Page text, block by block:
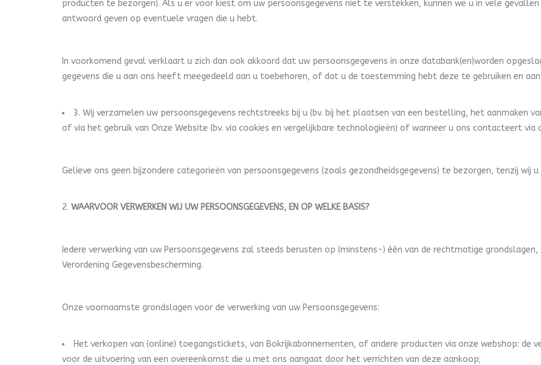
producten te bezorgen). Als u er voor kiest om uw persoonsgegevens niet te verstekken, kunnen we u in vele gevallen
antwoord geven op eventuele vragen die u hebt.
In voorkomend geval verklaart u zich dan ook akkoord dat uw persoonsgegevens in onze databank(en)worden
gegevens die u aan ons heeft meegedeeld aan u toebehoren, of dat u de toestemming hebt deze te gebruiken en
3. Wij verzamelen uw persoonsgegevens rechtstreeks bij u (bv. bij het plaatsen van een bestelling, het aanmaken
of via het gebruik van Onze Website (bv. via cookies en vergelijkbare technologieën) of wanneer u ons contacteert via
Gelieve ons geen bijzondere categorieën van persoonsgegevens (zoals gezondheidsgegevens) te bezorgen, tenzij wij
WAARVOOR VERWERKEN WIJ UW PERSOONSGEGEVENS, EN OP WELKE BASIS?
Iedere verwerking van uw Persoonsgegevens zal steeds berusten op (minstens-) één van de rechtmatige
Verordening Gegevensbescherming.
Onze voornaamste grondslagen voor de verwerking van uw Persoonsgegevens:
Het verkopen van (online) toegangstickets, van Bokrijkabonnementen, of andere producten via onze webshop: de
voor de uitvoering van een overeenkomst die u met ons aangaat door het verrichten van deze aankoop;